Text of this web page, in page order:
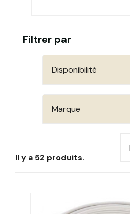
Filtrer par
Disponibilité
Marque
Il y a 52 produits.